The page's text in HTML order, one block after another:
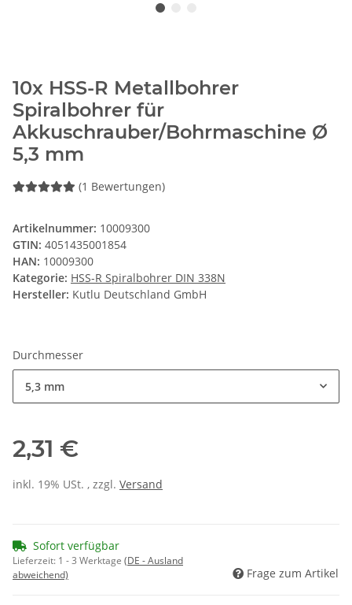
10x HSS-R Metallbohrer
Spiralbohrer für
Akkuschrauber/Bohrmaschine Ø
5,3 mm
(1 Bewertungen)
Artikelnummer: 10009300
GTIN: 4051435001854
HAN: 10009300
Kategorie: HSS-R Spiralbohrer DIN 338N
Hersteller: Kutlu Deutschland GmbH
Durchmesser
5,3 mm
2,31 €
inkl. 19% USt. , zzgl. Versand
Sofort verfügbar
Lieferzeit: 1 - 3 Werktage (DE - Ausland
abweichend)
Frage zum Artikel